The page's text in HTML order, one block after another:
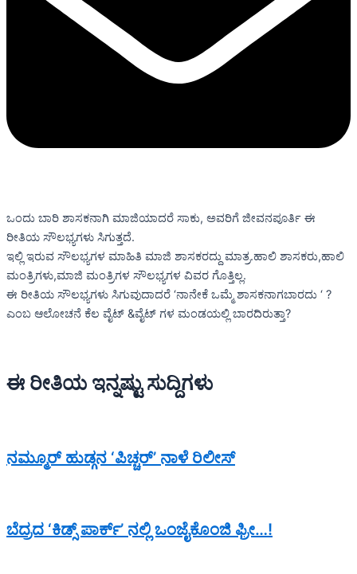
ಒಂದು ಬಾರಿ ಶಾಸಕನಾಗಿ ಮಾಜಿಯಾದರೆ ಸಾಕು, ಅವರಿಗೆ ಜೀವನಪೂರ್ತಿ ಈ
ರೀತಿಯ ಸೌಲಭ್ಯಗಳು ಸಿಗುತ್ತದೆ.
ಇಲ್ಲಿ ಇರುವ ಸೌಲಭ್ಯಗಳ ಮಾಹಿತಿ ಮಾಜಿ ಶಾಸಕರದ್ದು ಮಾತ್ರ.ಹಾಲಿ ಶಾಸಕರು,ಹಾಲಿ
ಮಂತ್ರಿಗಳು,ಮಾಜಿ ಮಂತ್ರಿಗಳ ಸೌಲಭ್ಯಗಳ ವಿವರ ಗೊತ್ತಿಲ್ಲ.
ಈ ರೀತಿಯ ಸೌಲಭ್ಯಗಳು ಸಿಗುವುದಾದರೆ ‘ನಾನೇಕೆ ಒಮ್ಮೆ ಶಾಸಕನಾಗಬಾರದು ‘ ?
ಎಂಬ ಆಲೋಚನೆ ಕೆಲ ವೈಟ್ &ವೈಟ್ ಗಳ ಮಂಡಯಲ್ಲಿ ಬಾರದಿರುತ್ತಾ?
ಈ ರೀತಿಯ ಇನ್ನಷ್ಟು ಸುದ್ದಿಗಳು
ನಮ್ಮೂರ್ ಹುಡ್ಗನ ‘ಪಿಚ್ಚರ್’ ನಾಳೆ ರಿಲೀಸ್
ಬೆದ್ರದ ‘ಕಿಡ್ಸ್ ಪಾರ್ಕ್’ ನಲ್ಲಿ ಒಂಜೈಕೊಂಜಿ ಫ್ರೀ…!